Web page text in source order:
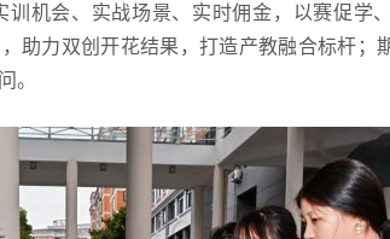
机会、实战场景、实时佣金，以赛促学
助力双创开花结果，打造产教融合标杆；
。